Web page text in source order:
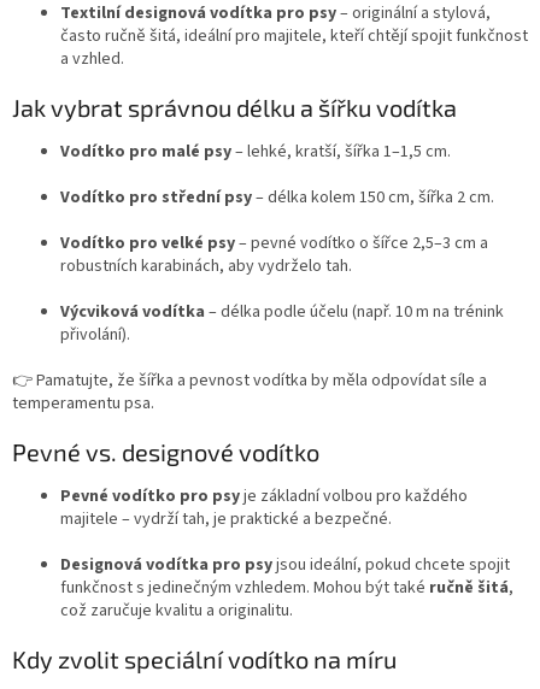
Textilní designová vodítka pro psy– originální a stylová,
často ručně šitá, ideální pro majitele, kteří chtějí spojit funkčnost
a vzhled.
Jak vybrat správnou délku a šířku vodítka
Vodítko pro malé psy– lehké, kratší, šířka 1–1,5 cm.
Vodítko pro střední psy– délka kolem 150 cm, šířka 2 cm.
Vodítko pro velké psy– pevné vodítko o šířce 2,5–3 cm a
robustních karabinách, aby vydrželo tah.
Výcviková vodítka – délka podle účelu (např. 10 m na trénink
přivolání).
👉 Pamatujte, že šířka a pevnost vodítka by měla odpovídat síle a
temperamentu psa.
Pevné vs. designové vodítko
Pevné vodítko pro psyje základní volbou pro každého
majitele – vydrží tah, je praktické a bezpečné.
Designová vodítka pro psyjsou ideální, pokud chcete spojit
funkčnost s jedinečným vzhledem. Mohou být také ručně šitá,
což zaručuje kvalitu a originalitu.
Kdy zvolit speciální vodítko na míru